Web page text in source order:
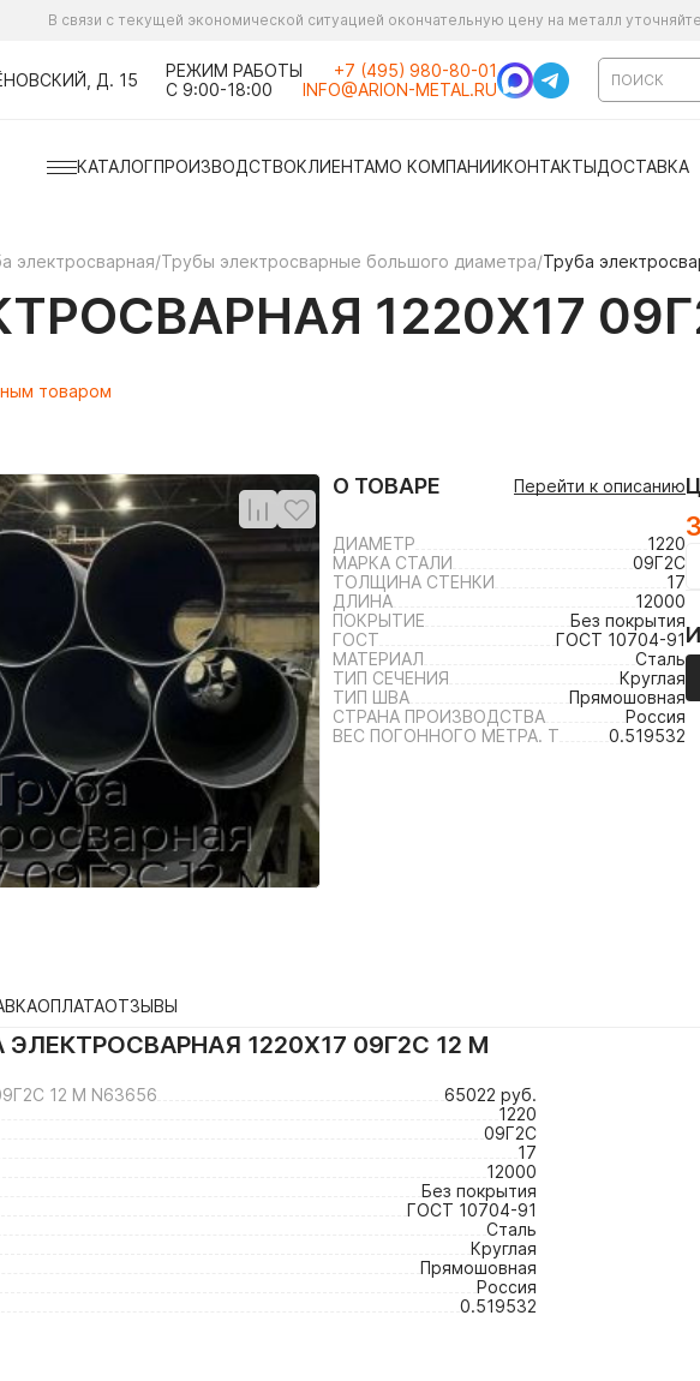
В связи с текущей экономической ситуацией окончательную цену на металл
Д. 15
РЕЖИМ РАБОТЫ
С 9:00-18:00
+7 (495) 980-80-01
INFO@ARION-METAL.RU
КАТАЛОГПРОИЗВОДСТВОКЛИЕНТАМО КОМПАНИИКОНТАКТЫДОСТАВКА
электросварная/Трубы электросварные большого диаметра/Труба
1220Х17
товаром
О ТОВАРЕ Перейти к описанию
ДИАМЕТР
1220
МАРКА СТАЛИ
09Г2С
ТОЛЩИНА СТЕНКИ
17
ДЛИНА
12000
ПОКРЫТИЕ
Без покрытия
ГОСТ
ГОСТ 10704-91
МАТЕРИАЛ
Сталь
ТИП СЕЧЕНИЯ
Круглая
ТИП ШВА
Прямошовная
СТРАНА ПРОИЗВОДСТВА
Россия
ВЕС ПОГОННОГО МЕТРА. Т
0.519532
ОПЛАТАОТЗЫВЫ
ЭЛЕКТРОСВАРНАЯ 1220Х17 09Г2С 12 М
12 М N63656
65022 руб.
1220
09Г2С
17
12000
Без покрытия
ГОСТ 10704-91
Сталь
Круглая
Прямошовная
Россия
0.519532